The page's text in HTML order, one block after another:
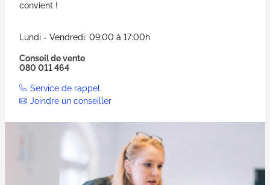
convient !
Lundi - Vendredi: 09:00 à 17:00h
Conseil de vente
080 011 464
Service de rappel
Joindre un conseiller